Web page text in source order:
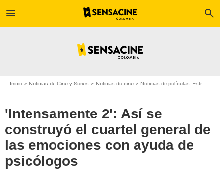
menu search
Inicio Noticias de Cine y Series Noticias de cine Noticias de películas: Estreno de película
'Intensamente 2': Así se
construyó el cuartel general de
las emociones con ayuda de
psicólogos